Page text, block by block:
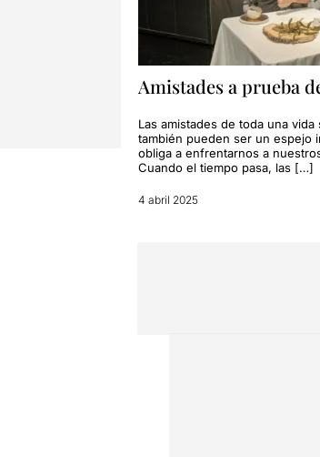
Amistades a prueba
Las amistades de toda una
también pueden ser un espejo
obliga a enfrentarnos a
Cuando el tiempo pasa, las […]
4 abril 2025